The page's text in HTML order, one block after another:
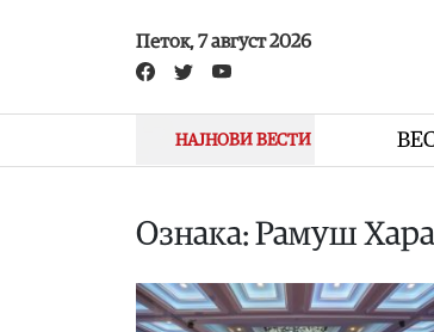
Петок, 7 август 2026
НАЈНОВИ ВЕСТИ
Ознака: Рамуш